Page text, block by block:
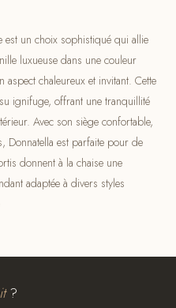
est un choix sophistiqué qui allie
luxueuse dans une couleur
chaleureux et invitant. Cette
ignifuge, offrant une tranquillité
Avec son siège confortable,
Donnatella est parfaite pour de
donnent à la chaise une
adaptée à divers styles
?